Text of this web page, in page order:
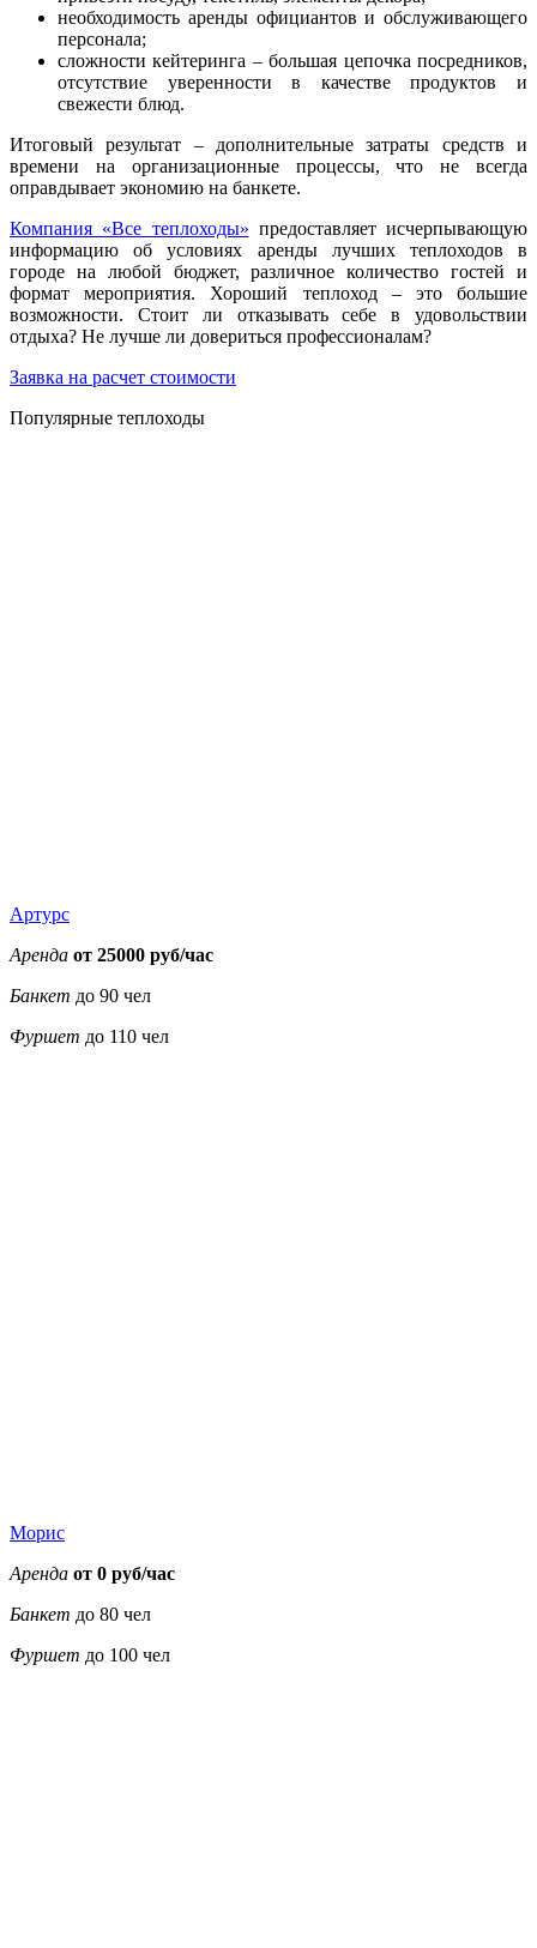
необходимость аренды официантов и обслуживающего
персонала;
сложности кейтеринга – большая цепочка посредников,
отсутствие уверенности в качестве продуктов и
свежести блюд.
Итоговый результат – дополнительные затраты средств и
времени на организационные процессы, что не всегда
оправдывает экономию на банкете.
Компания «Все теплоходы» предоставляет исчерпывающую
информацию об условиях аренды лучших теплоходов в
городе на любой бюджет, различное количество гостей и
формат мероприятия. Хороший теплоход – это большие
возможности. Стоит ли отказывать себе в удовольствии
отдыха? Не лучше ли довериться профессионалам?
Заявка на расчет стоимости
Популярные теплоходы
Артурс
Аренда от 25000 руб/час
Банкет до 90 чел
Фуршет до 110 чел
Морис
Аренда от 0 руб/час
Банкет до 80 чел
Фуршет до 100 чел